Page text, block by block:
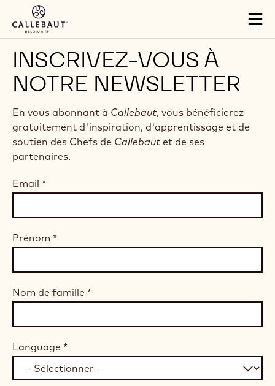
Skip to main content
INSCRIVEZ-VOUS À
NOTRE NEWSLETTER
En vous abonnant à Callebaut, vous bénéficierez
gratuitement d'inspiration, d'apprentissage et de
soutien des Chefs de Callebaut et de ses
partenaires.
Email *
Prénom *
Nom de famille *
Language *